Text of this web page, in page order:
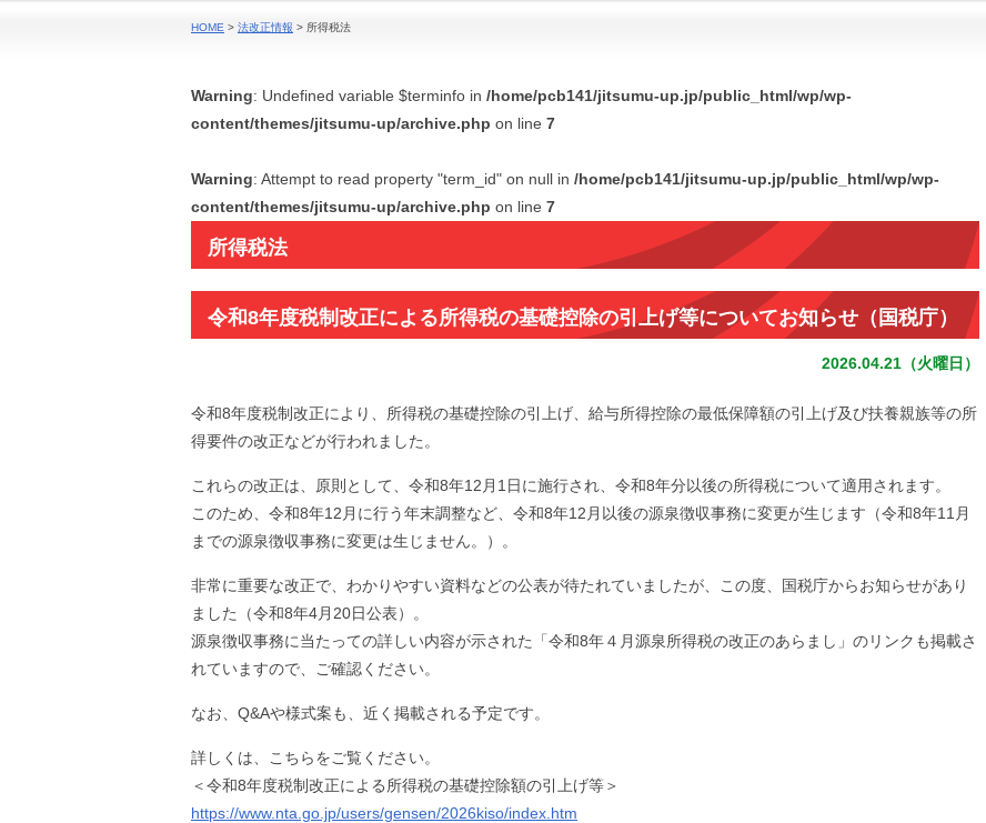
HOME > 法改正情報 > 所得税法
Warning: Undefined variable $terminfo in /home/pcb141/jitsumu-up.jp/public_html/wp/wp-
content/themes/jitsumu-up/archive.php on line 7
Warning: Attempt to read property "term_id" on null in /home/pcb141/jitsumu-up.jp/public_html/wp/wp-
content/themes/jitsumu-up/archive.php on line 7
所得税法
令和8年度税制改正による所得税の基礎控除の引上げ等についてお知らせ（国税庁）
2026.04.21（火曜日）
令和8年度税制改正により、所得税の基礎控除の引上げ、給与所得控除の最低保障額の引上げ及び扶養親族等の所
得要件の改正などが行われました。
これらの改正は、原則として、令和8年12月1日に施行され、令和8年分以後の所得税について適用されます。
このため、令和8年12月に行う年末調整など、令和8年12月以後の源泉徴収事務に変更が生じます（令和8年11月
までの源泉徴収事務に変更は生じません。）。
非常に重要な改正で、わかりやすい資料などの公表が待たれていましたが、この度、国税庁からお知らせがあり
ました（令和8年4月20日公表）。
源泉徴収事務に当たっての詳しい内容が示された「令和8年４月源泉所得税の改正のあらまし」のリンクも掲載さ
れていますので、ご確認ください。
なお、Q&Aや様式案も、近く掲載される予定です。
詳しくは、こちらをご覧ください。
＜令和8年度税制改正による所得税の基礎控除額の引上げ等＞
https://www.nta.go.jp/users/gensen/2026kiso/index.htm